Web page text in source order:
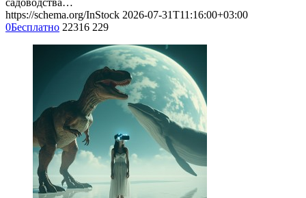
https://schema.org/InStock 2026-07-31T11:16:00+03:00
0Бесплатно 22316 229